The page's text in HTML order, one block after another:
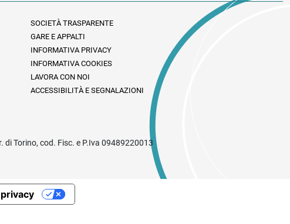
SOCIETÀ TRASPARENTE
GARE E APPALTI
INFORMATIVA PRIVACY
INFORMATIVA COOKIES
LAVORA CON NOI
ACCESSIBILITÀ E SEGNALAZIONI
Torino, cod. Fisc. e P.Iva 09489220013